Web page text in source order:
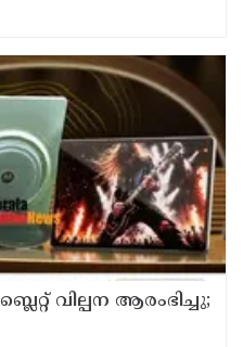
വില്പന ആരംഭിച്ചു;